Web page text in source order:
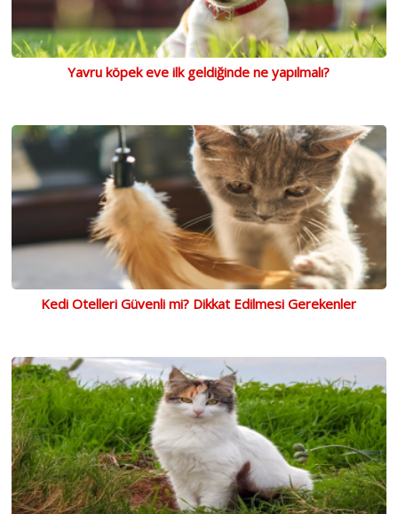
Yavru köpek eve ilk geldiğinde ne yapılmalı?
Kedi Otelleri Güvenli mi? Dikkat Edilmesi Gerekenler